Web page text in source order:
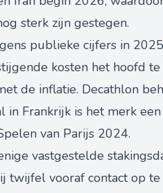
sterk zijn gestegen.
publieke cijfers in
kosten het hoofd
de inflatie. Decathlon
Frankrijk is het merk
van Parijs 2024.
vastgestelde
twijfel vooraf contact op